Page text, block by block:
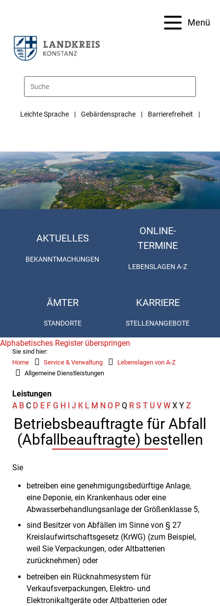
Menü
Leichte Sprache Gebärdensprache Barrierefreiheit
AKTUELLES
BEKANNTMACHUNGEN
ONLINE-
TERMINE
LEBENSLAGEN A-Z
ÄMTER
STANDORTE
KARRIERE
STELLENANGEBOTE
Sie sind hier:
Home
Service & Verwaltung
Lebenslagen von A-Z
Allgemeine Dienstleistungen
Leistungen
Alphabetisches Register überspringen
A B C D E F G H I J K L M N O P Q R S T U V W X Y Z
Betriebsbeauftragte für Abfall
(Abfallbeauftragte) bestellen
Sie
betreiben eine genehmigungsbedürftige Anlage,
eine Deponie, ein Krankenhaus oder eine
Abwasserbehandlungsanlage der Größenklasse 5,
sind Besitzer von Abfällen im Sinne von § 27
Kreislaufwirtschaftsgesetz(KrWG) (zum Beispiel,
weil Sie Verpackungen, oder Altbatterien
zurücknehmen) oder
betreiben ein Rücknahmesystem für
Verkaufsverpackungen, Elektro- und
Elektronikaltgeräte oder Altbatterien oder